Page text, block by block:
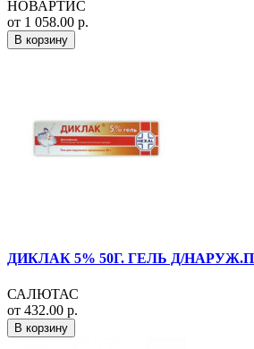
НОВАРТИС
от 1 058.00 р.
В корзину
ДИКЛАК 5% 50Г. ГЕЛЬ Д/
САЛЮТАС
от 432.00 р.
В корзину